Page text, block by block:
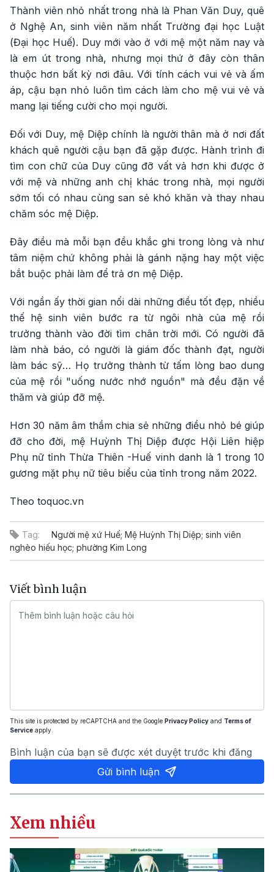
Thành viên nhỏ nhất trong nhà là Phan Văn Duy, quê
ở Nghệ An, sinh viên năm nhất Trường đại học Luật
(Đại học Huế). Duy mới vào ở với mệ một năm nay và
là em út trong nhà, nhưng mọi thứ ở đây còn thân
thuộc hơn bất kỳ nơi đâu. Với tính cách vui vẻ và ấm
áp, cậu bạn nhỏ luôn tìm cách làm cho mệ vui vẻ và
mang lại tiếng cười cho mọi người.
Đối với Duy, mệ Diệp chính là người thân mà ở nơi đất
khách quê người cậu bạn đã gặp được. Hành trình đi
tìm con chữ của Duy cũng đỡ vất vả hơn khi được ở
với mệ và những anh chị khác trong nhà, mọi người
sớm tối có nhau cùng san sẻ khó khăn và thay nhau
chăm sóc mệ Diệp.
Đây điều mà mỗi bạn đều khắc ghi trong lòng và như
tâm niệm chứ không phải là gánh nặng hay một việc
bắt buộc phải làm để trả ơn mệ Diệp.
Với ngần ấy thời gian nối dài những điều tốt đẹp, nhiều
thế hệ sinh viên bước ra từ ngôi nhà của mệ rồi
trưởng thành vào đời tìm chân trời mới. Có người đã
làm nhà báo, có người là giám đốc thành đạt, người
làm bác sỹ… Họ trưởng thành từ tấm lòng bao dung
của mệ rồi "uống nước nhớ nguồn" mà đều đặn về
thăm và giúp đỡ mệ.
Hơn 30 năm âm thầm chia sẻ những điều nhỏ bé giúp
đỡ cho đời, mệ Huỳnh Thị Diệp được Hội Liên hiệp
Phụ nữ tỉnh Thừa Thiên -Huế vinh danh là 1 trong 10
gương mặt phụ nữ tiêu biểu của tỉnh trong năm 2022.
Theo toquoc.vn
Tag:
Người mệ xứ Huế; Mệ Huỳnh Thị Diệp; sinh viên
nghèo hiếu học; phường Kim Long
Viết bình luận
This site is protected by reCAPTCHA and the Google Privacy Policy and Terms of
Service apply.
Bình luận của bạn sẽ được xét duyệt trước khi đăng
Gửi bình luận
Xem nhiều